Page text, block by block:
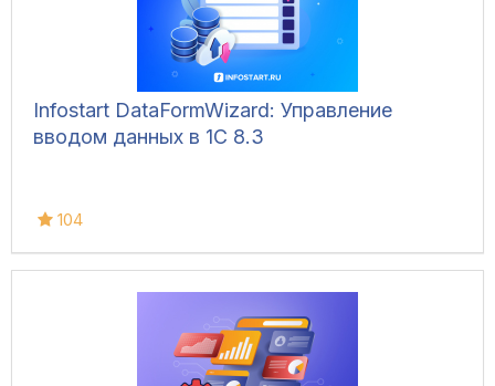
Infostart DataFormWizard: Управление
вводом данных в 1С 8.3
104